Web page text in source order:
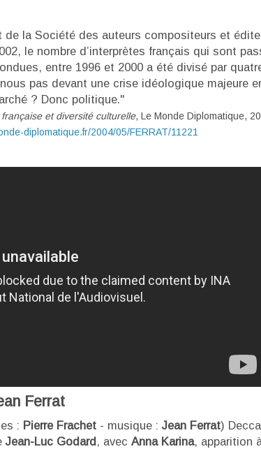
de la Société des auteurs compositeurs et
le nombre d’interprètes français qui sont
entre 1996 et 2000 a été divisé par
pas devant une crise idéologique majeure
? Donc politique."
et diversité culturelle, Le Monde Diplomatique,
diplomatique.fr/2004/05/FERRAT/11221
Ferrat
: Pierre Frachet- musique :Jean Ferrat)
Jean-Luc Godard , avec Anna Karina, apparition